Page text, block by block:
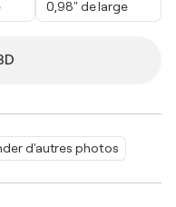
d'autres photos
0,98" de large